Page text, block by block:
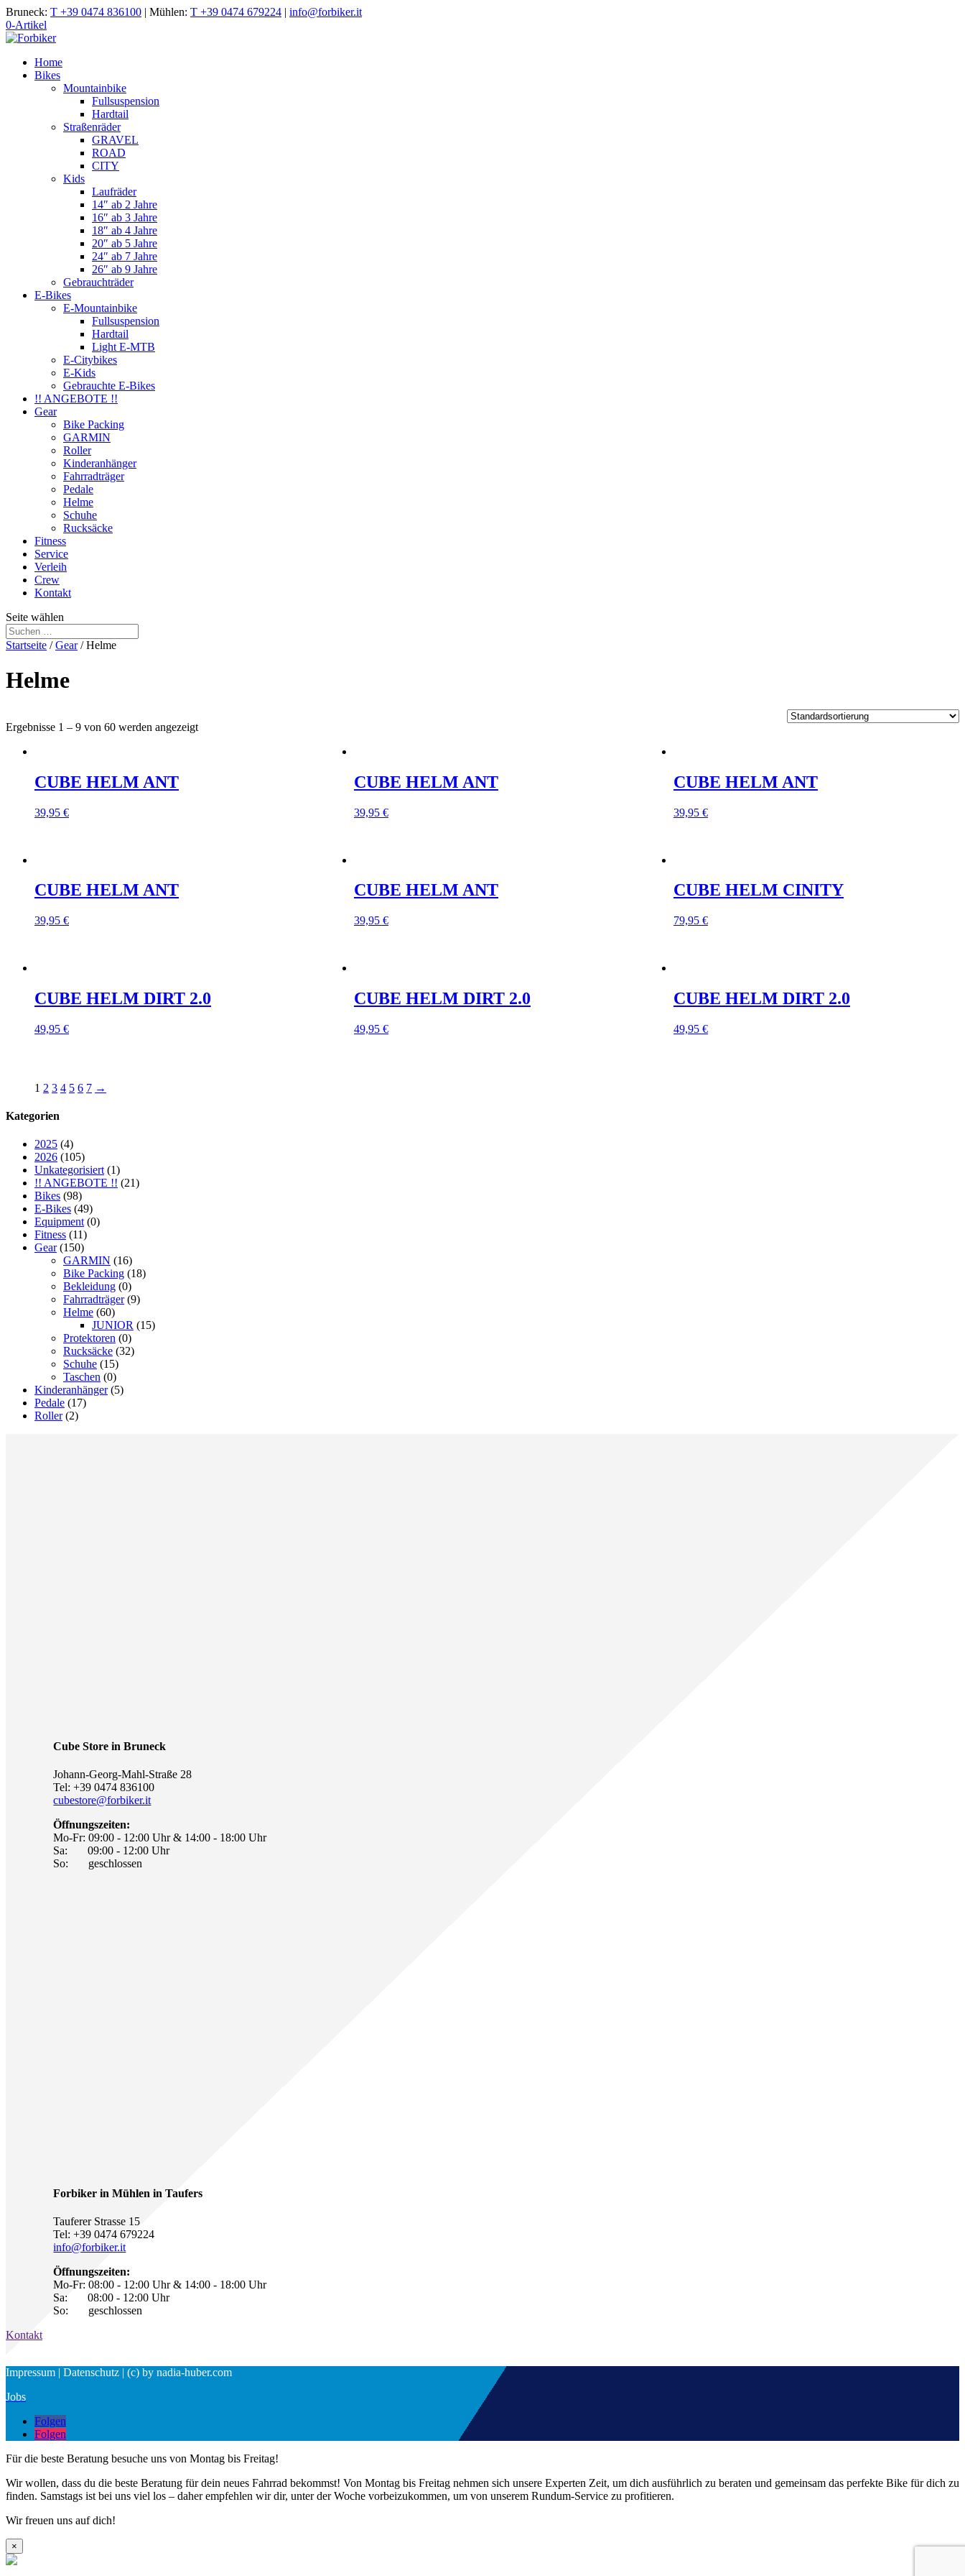
Bruneck: T +39 0474 836100 | Mühlen: T +39 0474 679224 | info@forbiker.it
0-Artikel
Home
Bikes
Mountainbike
Fullsuspension
Hardtail
Straßenräder
GRAVEL
ROAD
CITY
Kids
Laufräder
14″ ab 2 Jahre
16″ ab 3 Jahre
18″ ab 4 Jahre
20″ ab 5 Jahre
24″ ab 7 Jahre
26″ ab 9 Jahre
Gebrauchträder
E-Bikes
E-Mountainbike
Fullsuspension
Hardtail
Light E-MTB
E-Citybikes
E-Kids
Gebrauchte E-Bikes
!! ANGEBOTE !!
Gear
Bike Packing
GARMIN
Roller
Kinderanhänger
Fahrradträger
Pedale
Helme
Schuhe
Rucksäcke
Fitness
Service
Verleih
Crew
Kontakt
Seite wählen
Startseite /Gear/ Helme
Helme
Ergebnisse 1 – 9 von 60 werden angezeigt
CUBE HELM ANT
39,95 €
CUBE HELM ANT
39,95 €
CUBE HELM ANT
39,95 €
CUBE HELM ANT
39,95 €
CUBE HELM ANT
39,95 €
CUBE HELM CINITY
79,95 €
CUBE HELM DIRT 2.0
49,95 €
CUBE HELM DIRT 2.0
49,95 €
CUBE HELM DIRT 2.0
49,95 €
1 2 3 4 5 6 7 →
Kategorien
2025 (4)
2026 (105)
Unkategorisiert (1)
!! ANGEBOTE !! (21)
Bikes (98)
E-Bikes (49)
Equipment (0)
Fitness (11)
Gear (150)
GARMIN (16)
Bike Packing (18)
Bekleidung (0)
Fahrradträger (9)
Helme (60)
JUNIOR (15)
Protektoren (0)
Rucksäcke (32)
Schuhe (15)
Taschen (0)
Kinderanhänger (5)
Pedale (17)
Roller (2)
Cube Store in Bruneck
Johann-Georg-Mahl-Straße 28
Tel: +39 0474 836100
cubestore@forbiker.it
Öffnungszeiten:
Mo-Fr: 09:00 - 12:00 Uhr & 14:00 - 18:00 Uhr
Sa: 09:00 - 12:00 Uhr
So: geschlossen
Forbiker in Mühlen in Taufers
Tauferer Strasse 15
Tel: +39 0474 679224
info@forbiker.it
Öffnungszeiten:
Mo-Fr: 08:00 - 12:00 Uhr & 14:00 - 18:00 Uhr
Sa: 08:00 - 12:00 Uhr
So: geschlossen
Kontakt
Impressum | Datenschutz | (c) by nadia-huber.com
Jobs
Folgen
Folgen
Für die beste Beratung besuche uns von Montag bis Freitag!
Wir wollen, dass du die beste Beratung für dein neues Fahrrad bekommst! Von Montag bis Freitag nehmen sich unsere Experten Zeit, um dich ausführlich zu beraten und gemeinsam das perfekte Bike für dich zu
finden. Samstags ist bei uns viel los – daher empfehlen wir dir, unter der Woche vorbeizukommen, um von unserem Rundum-Service zu profitieren.
Wir freuen uns auf dich!
×